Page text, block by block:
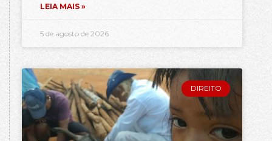
LEIA MAIS »
5 de agosto de 2026
DIREITO